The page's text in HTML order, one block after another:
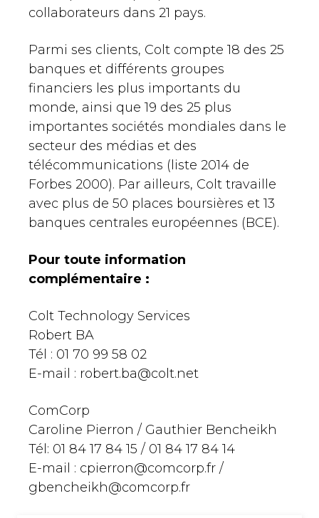
collaborateurs dans 21 pays.
Parmi ses clients, Colt compte 18 des 25
banques et différents groupes
financiers les plus importants du
monde, ainsi que 19 des 25 plus
importantes sociétés mondiales dans le
secteur des médias et des
télécommunications (liste 2014 de
Forbes 2000). Par ailleurs, Colt travaille
avec plus de 50 places boursières et 13
banques centrales européennes (BCE).
Pour toute information
complémentaire :
Colt Technology Services
Robert BA
Tél : 01 70 99 58 02
E-mail : robert.ba@colt.net
ComCorp
Caroline Pierron / Gauthier Bencheikh
Tél: 01 84 17 84 15 / 01 84 17 84 14
E-mail : cpierron@comcorp.fr /
gbencheikh@comcorp.fr